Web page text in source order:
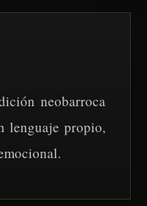
neobarroca
lenguaje propio,